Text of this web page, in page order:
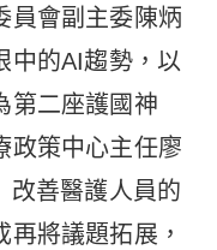
員會副主委陳炳
中的AI趨勢，以
第二座護國神
政策中心主任廖
改善醫護人員的
將議題拓展，